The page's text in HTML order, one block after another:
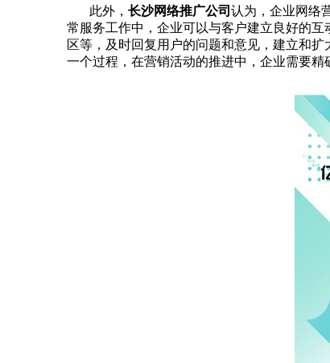
此外， 长沙网络推广公司 认为，企业网络
常服务工作中，企业可以与客户建立良好的
区等，及时回复用户的问题和意见，建立和
一个过程，在营销活动的推进中，企业需要